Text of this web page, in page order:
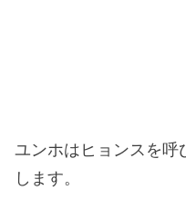
ユンホはヒョンスを呼
します。